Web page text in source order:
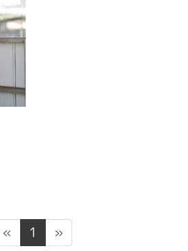
« 1 »